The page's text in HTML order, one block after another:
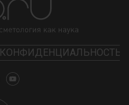
КОНФИДЕНЦИАЛЬНОСТЬ